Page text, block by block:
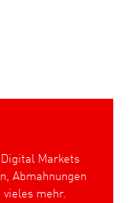
Markets
Abmahnungen
mehr.